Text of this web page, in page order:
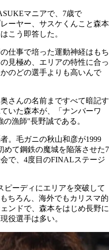
マニアで、7歳で
ーヤー、サスケくんこと森本
こう即答した。
仕事で培った運動神経はもち
見極め、エリアの特性に合っ
のどの選手よりも高いんで
さんの名前まですべて暗記す
いた森本が、「ナンバーワ
漁師"長野誠である。
。毛ガニの秋山和彦が1999
めて鋼鉄の魔城を陥落させた7
で、4度目のFINALステージ
ピーディにエリアを突破して
ちろん、海外でもカリスマ的
ンドで、森本をはじめ長野に
役選手は多い。